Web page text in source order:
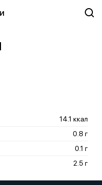
14.1 ккал
0.8 г
0.1 г
2.5 г